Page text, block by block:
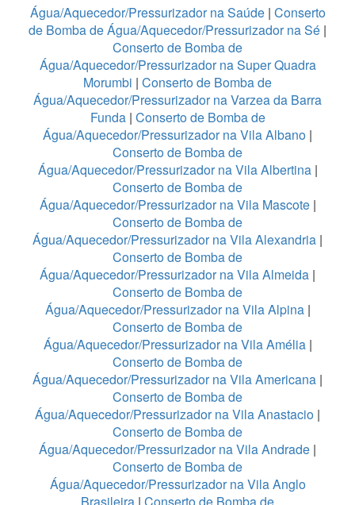
Água/Aquecedor/Pressurizador na Saúde| Conserto
de Bomba de Água/Aquecedor/Pressurizador na Sé |
Conserto de Bomba de
Água/Aquecedor/Pressurizador na Super Quadra
Morumbi | Conserto de Bomba de
Água/Aquecedor/Pressurizador na Varzea da Barra
Funda| Conserto de Bomba de
Água/Aquecedor/Pressurizador na Vila Albano |
Conserto de Bomba de
Água/Aquecedor/Pressurizador na Vila Albertina|
Conserto de Bomba de
Água/Aquecedor/Pressurizador na Vila Mascote|
Conserto de Bomba de
Água/Aquecedor/Pressurizador na Vila Alexandria |
Conserto de Bomba de
Água/Aquecedor/Pressurizador na Vila Almeida |
Conserto de Bomba de
Água/Aquecedor/Pressurizador na Vila Alpina |
Conserto de Bomba de
Água/Aquecedor/Pressurizador na Vila Amélia |
Conserto de Bomba de
Água/Aquecedor/Pressurizador na Vila Americana |
Conserto de Bomba de
Água/Aquecedor/Pressurizador na Vila Anastacio |
Conserto de Bomba de
Água/Aquecedor/Pressurizador na Vila Andrade |
Conserto de Bomba de
Água/Aquecedor/Pressurizador na Vila Anglo